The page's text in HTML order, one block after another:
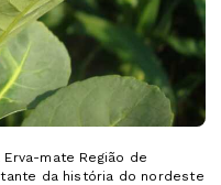
mate Região de
da história do nordeste